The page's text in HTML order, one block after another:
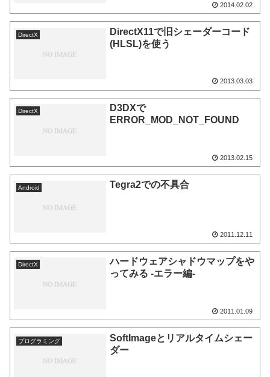
2014.02.02
DirectX
DirectX11で旧シェーダーコード
(HLSL)を使う
2013.03.03
DirectX
D3DXで
ERROR_MOD_NOT_FOUND
2013.02.15
Android Tegra2での不具合
2011.12.11
DirectX
ハードウェアシャドウマップをや
ってみる -エラー編-
2011.01.09
プログラミング
SoftImageとリアルタイムシェー
ダー